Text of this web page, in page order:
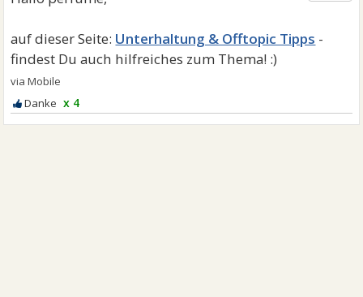
Unterhaltung & Offtopic Tipps
x 4